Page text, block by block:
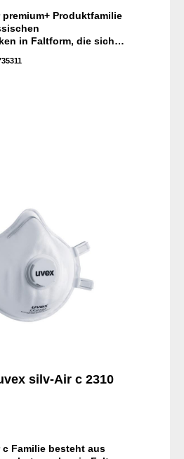
Produktfamilie
in Faltform, die sich
und
silv-Air c 2310
Familie besteht aus